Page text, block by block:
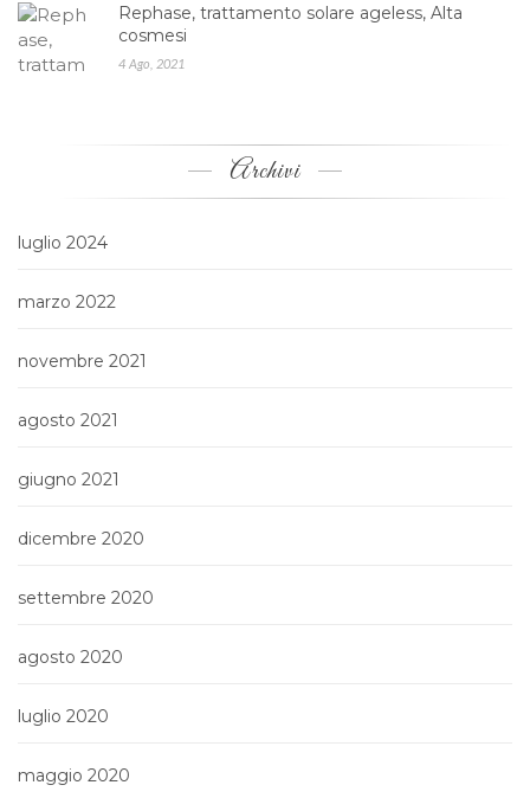
Rephase, trattamento solare ageless, Alta
cosmesi
4 Ago, 2021
Archivi
luglio 2024
marzo 2022
novembre 2021
agosto 2021
giugno 2021
dicembre 2020
settembre 2020
agosto 2020
luglio 2020
maggio 2020